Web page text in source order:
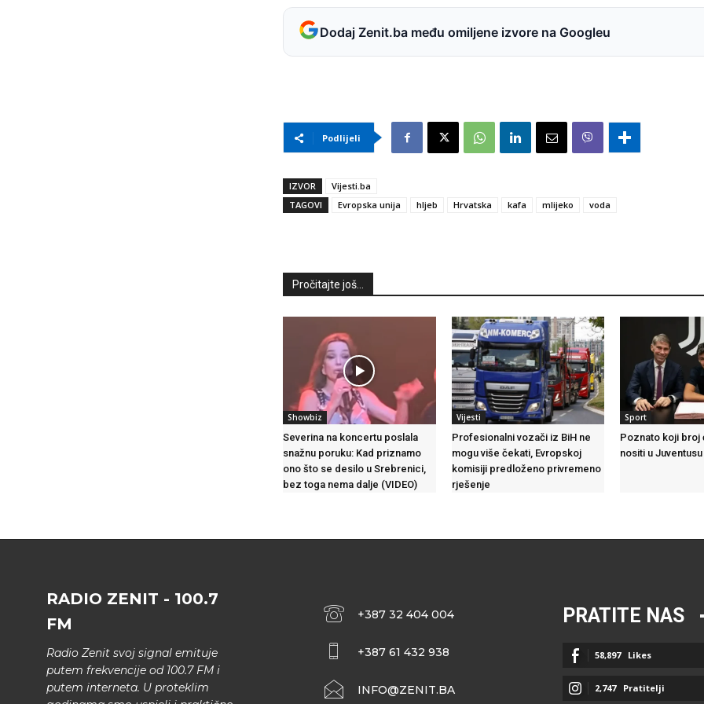
Dodaj Zenit.ba među omiljene izvore na Googleu
Podlijeli
IZVOR
Vijesti.ba
TAGOVI
Evropska unija hljeb Hrvatska kafa mlijeko voda
Pročitajte još...
Showbiz
Severina na koncertu poslala
snažnu poruku: Kad priznamo
ono što se desilo u Srebrenici,
bez toga nema dalje (VIDEO)
Vijesti
Profesionalni vozači iz BiH ne
mogu više čekati, Evropskoj
komisiji predloženo privremeno
rješenje
Sport
Poznato koji broj
nositi u Juventusu
RADIO ZENIT - 100.7
FM
Radio Zenit svoj signal emituje
putem frekvencije od 100.7 FM i
putem interneta. U proteklim
+387 32 404 004
+387 61 432 938
INFO@ZENIT.BA
PRATITE NAS
58,897 Likes
2,747 Pratitelji